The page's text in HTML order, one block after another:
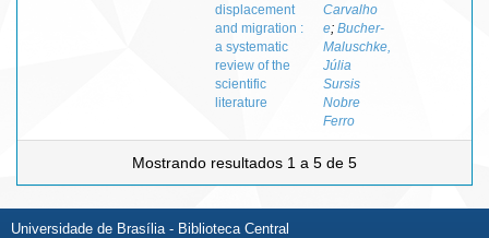
displacement
and migration :
a systematic
review of the
scientific
literature
Carvalho
e; Bucher-
Maluschke,
Júlia
Sursis
Nobre
Ferro
Mostrando resultados 1 a 5 de 5
Universidade de Brasília - Biblioteca Central